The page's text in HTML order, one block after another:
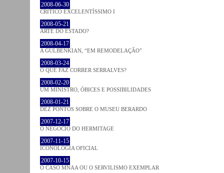
2008-06-30
CRÍTICO EXCELENTÍSSIMO I
2008-05-21
ARTE DO ESTADO?
2008-04-17
A GULBENKIAN, “EM REMODELAÇÃO”
2008-03-24
O QUE FAZ CORRER SERRALVES?
2008-02-20
UM MINISTRO, ÓBICES E POSSIBILIDADES
2008-01-21
DEZ PONTOS SOBRE O MUSEU BERARDO
2007-12-17
O NEGÓCIO DO HERMITAGE
2007-11-15
ICONOLOGIA OFICIAL
2007-10-15
O CASO MNAA OU O SERVILISMO EXEMPLAR